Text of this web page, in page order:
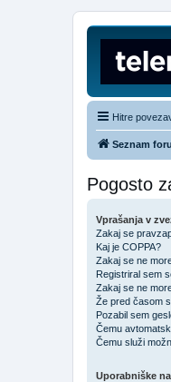
Hitre
Seznam
Pogosto
Vprašanja v
Zakaj se
Kaj je COPPA?
Zakaj se ne
Registriral sem
Zakaj se ne
Že pred časom
Pozabil sem
Čemu
Čemu služi
Uporabniške